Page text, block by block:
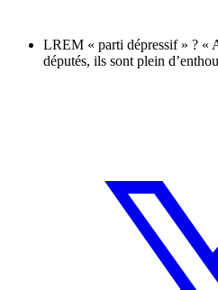
LREM « parti dépressif » ? «
députés, ils sont plein